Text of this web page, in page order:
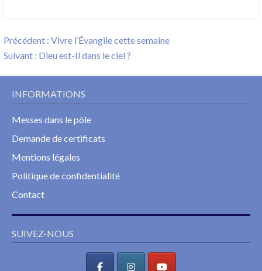
Navigation
de
l’article
Précédent : Previous
post:
Vivre l’Évangile cette semaine
Suivant : Next
Dieu est-Il dans le ciel ?
INFORMATIONS
Messes dans le pôle
Demande de certificats
Mentions légales
Politique de confidentialité
Contact
SUIVEZ-NOUS